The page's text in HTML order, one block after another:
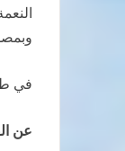
في
عن